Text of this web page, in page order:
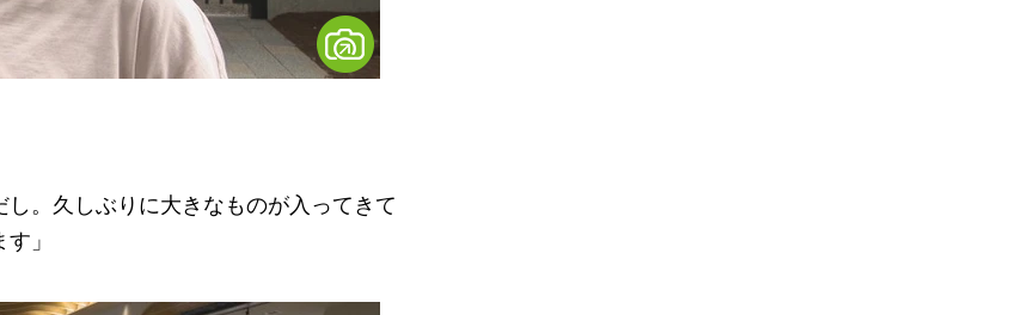
し。久しぶりに大きなものが入ってきて
」